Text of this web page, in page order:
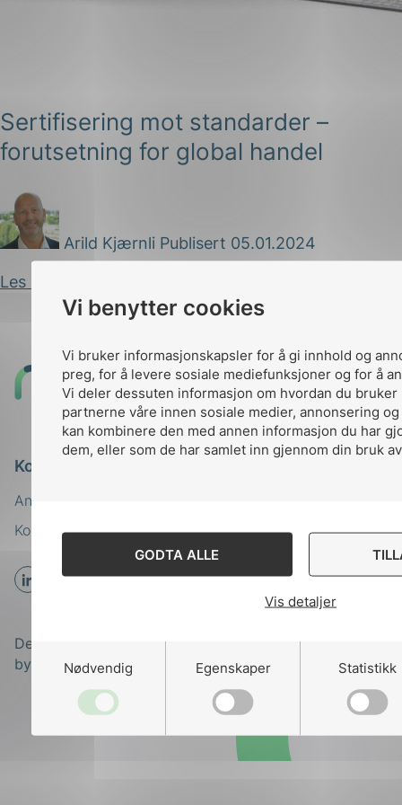
Vi benytter cookies
Vi bruker informasjonskapsler for å gi innhold og
preg, for å levere sosiale mediefunksjoner og for å
Vi deler dessuten informasjon om hvordan du
partnerne våre innen sosiale medier, annonsering
kan kombinere den med annen informasjon du har
dem, eller som de har samlet inn gjennom din bruk
GODTA ALLE
Vis detaljer
Nødvendig Egenskaper Statistikk
Sertifisering mot standarder –
forutsetning for global handel
Arild Kjærnli Publisert 05.01.2024
Les innlegg
Kontakt oss
Ansatte
nek@nek.no
Kontakt
Designed and developed
by
Stem Agency
Til
toppen